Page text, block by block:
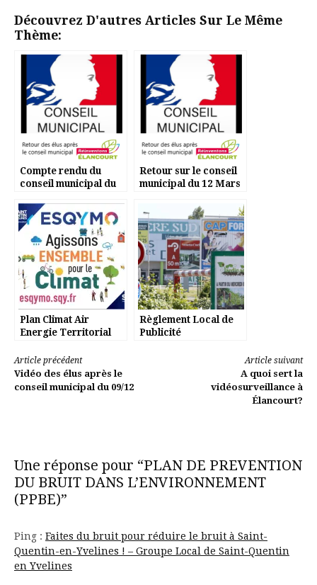
Découvrez D'autres Articles Sur Le Même
Thème:
Compte rendu du
conseil municipal du
Retour sur le conseil
municipal du 12 Mars
Plan Climat Air
Energie Territorial
Règlement Local de
Publicité
Lire
la
Article précédent
Vidéo des élus après le
conseil municipal du 09/12
Article suivant
A quoi sert la
vidéosurveillance à
Élancourt?
Une réponse pour “PLAN DE PREVENTION
DU BRUIT DANS L’ENVIRONNEMENT
(PPBE)”
Ping : Faites du bruit pour réduire le bruit à Saint-
Quentin-en-Yvelines ! – Groupe Local de Saint-Quentin
en Yvelines